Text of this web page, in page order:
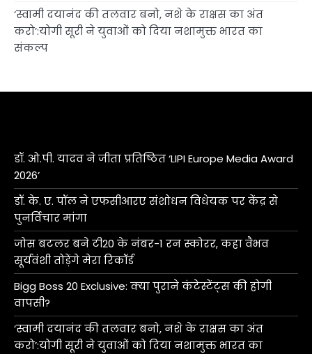
‘स्वामी दयानंद की तलवार बनो, नशे के राक्षस का अंत
करो’:योगी सूरी ने युवाओं को दिया नशामुक्त भारत का
संकल्प
डॉ. ओ.पी. यादव ने जीता प्रतिष्ठित ‘LIPI Europe Media Award
2026’
डॉ. के. ए. पॉल ने एफसीआरए संशोधन विधेयक पर केंद्र से
पुनर्विचार मांगा
जोस बटलर बने टी20 के नंबर-1 रन स्कोरर, कहा वैभव
सूर्यवंशी तोड़ेंगे मेरा रिकॉर्ड
Bigg Boss 20 Exclusive: क्या पुराने कंटेस्टेंट्स की होगी
वापसी?
‘स्वामी दयानंद की तलवार बनो, नशे के राक्षस का अंत
करो’:योगी सूरी ने युवाओं को दिया नशामुक्त भारत का